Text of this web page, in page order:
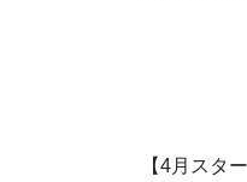
【4月スタ